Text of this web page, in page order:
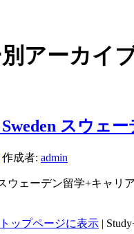
アーカイ
スウェ
作成者: admin
ウェーデン留学+キャ
トップページに表示 |